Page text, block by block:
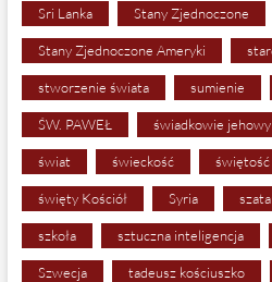
Sri Lanka Stany Zjednoczone
Stany Zjednoczone Ameryki
stworzenie świata sumienie
ŚW. PAWEŁ świadkowie jehowy
świat świeckość świętość
święty Kościół Syria
szkoła sztuczna inteligencja
Szwecja tadeusz kościuszko